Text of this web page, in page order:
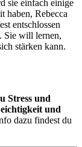
sie einfach einige
haben, Rebecca
entschlossen
Sie will lernen,
stärken kann.
Stress und
und
dazu findest du